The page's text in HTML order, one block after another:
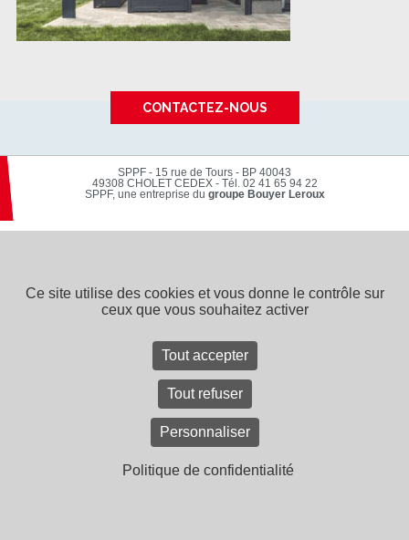
CONTACTEZ-NOUS
SPPF - 15 rue de Tours - BP 40043
49308 CHOLET CEDEX -Tél. 02 41 65 94 22
SPPF, une entreprise du groupe Bouyer Leroux
Ce site utilise des cookies et vous donne le contrôle sur
ceux que vous souhaitez activer
Tout accepter
Tout refuser
Personnaliser
Politique de confidentialité